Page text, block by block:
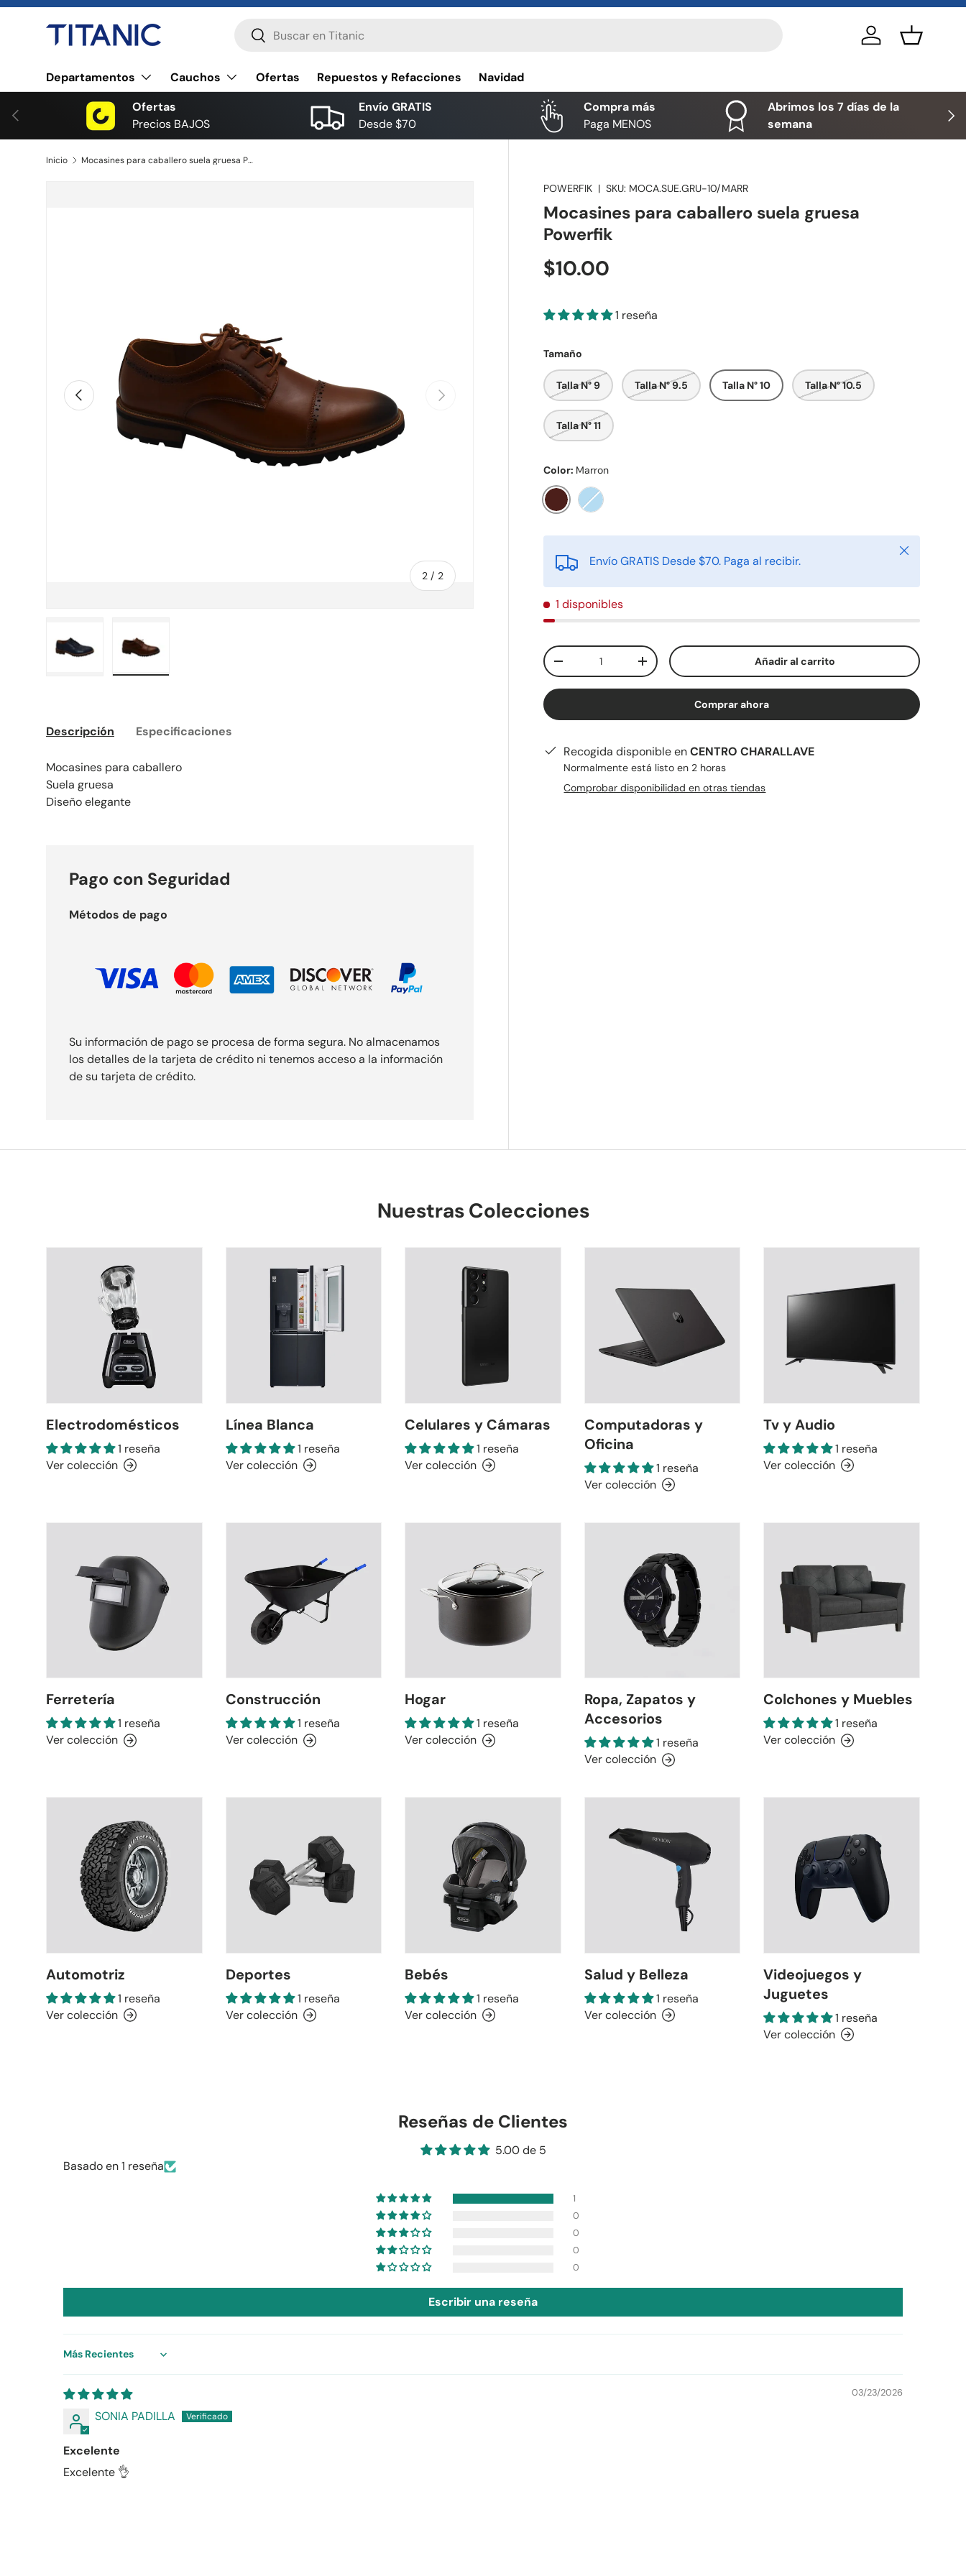
Ir al contenido Buscar
Buscar Iniciar sesión
Cesta
Departamentos Cauchos Ofertas Repuestos y Refacciones Navidad
Anterior
Ofertas
Precios BAJOS
Envío GRATIS
Desde $70
Compra más
Paga MENOS
Abrimos los 7 días de la
semana
Inicio Mocasines para caballero suela gruesa Powerfik
Anterior
2 / de
2
Siguiente
POWERFIK |SKU: MOCA.SUE.GRU-10/MARR
Mocasines para caballero suela gruesa
Powerfik
$10.00
1 reseña
Tamaño
Talla N° 9 Talla N° 9.5 Talla N° 10 Talla N° 10.5
Talla N° 11
Color: Marron
MarronAzul
Envío GRATIS Desde $70. Paga al recibir.
Cerrar
1 disponibles
Cant.
-
+ Añadir al carrito
Comprar ahora
Recogida disponible enCENTRO CHARALLAVE
Normalmente está listo en 2 horas
Comprobar disponibilidad en otras tiendas
Descripción Especificaciones
Mocasines para caballero
Suela gruesa
Diseño elegante
Pago con Seguridad
Métodos de pago
Su información de pago se procesa de forma segura. No almacenamos
los detalles de la tarjeta de crédito ni tenemos acceso a la información
de su tarjeta de crédito.
Nuestras Colecciones
Electrodomésticos
1 reseña
Ver colección
Línea Blanca
1 reseña
Ver colección
Celulares y Cámaras
1 reseña
Ver colección
Computadoras y
Oficina
1 reseña
Ver colección
Tv y Audio
1 reseña
Ver colección
Ferretería
1 reseña
Ver colección
Construcción
1 reseña
Ver colección
Hogar
1 reseña
Ver colección
Ropa, Zapatos y
Accesorios
1 reseña
Ver colección
Colchones y Muebles
1 reseña
Ver colección
Automotriz
1 reseña
Ver colección
Deportes
1 reseña
Ver colección
Bebés
1 reseña
Ver colección
Salud y Belleza
1 reseña
Ver colección
Videojuegos y
Juguetes
1 reseña
Ver colección
Reseñas de Clientes
5.00 de 5
Basado en 1 reseña
1
0
0
0
0
Escribir una reseña
Sort by
03/23/2026
SONIA PADILLA
Excelente
Excelente 👌